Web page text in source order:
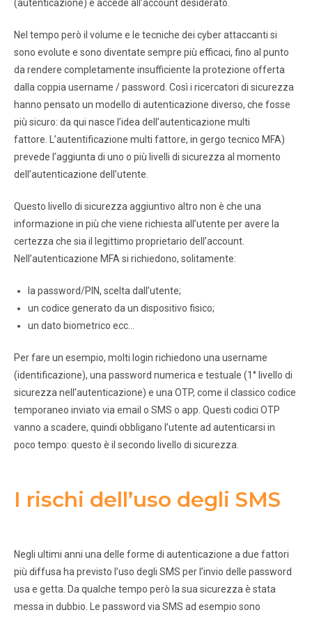
(autenticazione) e accede all’account desiderato.
Nel tempo però il volume e le tecniche dei cyber attaccanti si
sono evolute e sono diventate sempre più efficaci, fino al punto
da rendere completamente insufficiente la protezione offerta
dalla coppia username / password. Così i ricercatori di sicurezza
hanno pensato un modello di autenticazione diverso, che fosse
più sicuro: da qui nasce l’idea dell’autenticazione multi
fattore. L’autentificazione multi fattore, in gergo tecnico MFA)
prevede l’aggiunta di uno o più livelli di sicurezza al momento
dell’autenticazione dell’utente.
Questo livello di sicurezza aggiuntivo altro non è che una
informazione in più che viene richiesta all’utente per avere la
certezza che sia il legittimo proprietario dell’account.
Nell’autenticazione MFA si richiedono, solitamente:
la password/PIN, scelta dall’utente;
un codice generato da un dispositivo fisico;
un dato biometrico ecc…
Per fare un esempio, molti login richiedono una username
(identificazione), una password numerica e testuale (1° livello di
sicurezza nell’autenticazione) e una OTP, come il classico codice
temporaneo inviato via email o SMS o app. Questi codici OTP
vanno a scadere, quindi obbligano l’utente ad autenticarsi in
poco tempo: questo è il secondo livello di sicurezza.
I rischi dell’uso degli SMS
Negli ultimi anni una delle forme di autenticazione a due fattori
più diffusa ha previsto l’uso degli SMS per l’invio delle password
usa e getta. Da qualche tempo però la sua sicurezza è stata
messa in dubbio. Le password via SMS ad esempio sono